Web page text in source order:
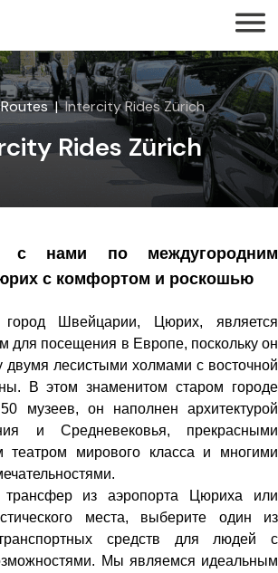
Routes Intercity Rides Zürich
Rides Zürich
с нами по междугородним
с комфортом и роскошью
Швейцарии, Цюрих, является
для посещения в Европе, поскольку он
лесистыми холмами с восточной
В этом знаменитом старом городе
музеев, он наполнен архитектурой
и Средневековья, прекрасными
театром мирового класса и многими
из аэропорта Цюриха или
места, выберите один из
средств для людей с
Мы являемся идеальным